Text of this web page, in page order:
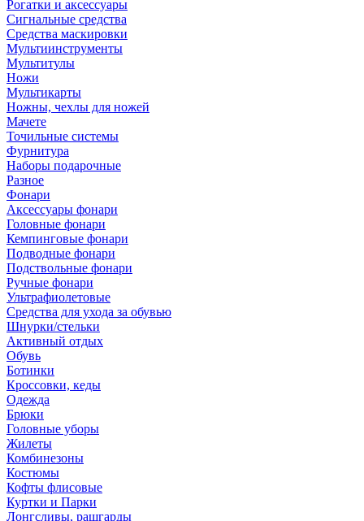
Рогатки и аксессуары
Сигнальные средства
Средства маскировки
Мультиинструменты
Мультитулы
Ножи
Мультикарты
Ножны, чехлы для ножей
Мачете
Точильные системы
Фурнитура
Наборы подарочные
Разное
Фонари
Аксессуары фонари
Головные фонари
Кемпинговые фонари
Подводные фонари
Подствольные фонари
Ручные фонари
Ультрафиолетовые
Средства для ухода за обувью
Шнурки/стельки
Активный отдых
Обувь
Ботинки
Кроссовки, кеды
Одежда
Брюки
Головные уборы
Жилеты
Комбинезоны
Костюмы
Кофты флисовые
Куртки и Парки
Лонгсливы, рашгарды